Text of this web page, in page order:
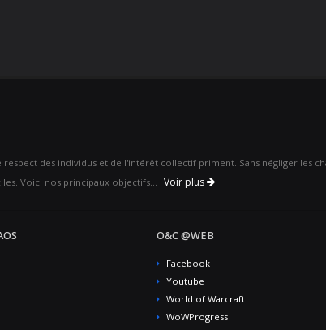
des individus et de l'intérêt collectif priment. Sans négliger les
Voici nos principaux objectifs... Voir plus
O&C @WEB
Facebook
Youtube
World of Warcraft
WoWProgress